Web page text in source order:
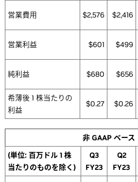
営業費用 $2,576 $2,416
営業利益 $601 $499
純利益 $680 $656
希薄後 1 株当たりの
利益
$0.27 $0.26
非 GAAP ベース
(単位: 百万ドル 1 株
当たりのものを除く)
Q3
FY23
Q2
FY23